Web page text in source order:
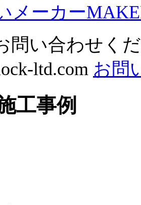
メーカー
問い合わせく
ltd.com お問
工事例